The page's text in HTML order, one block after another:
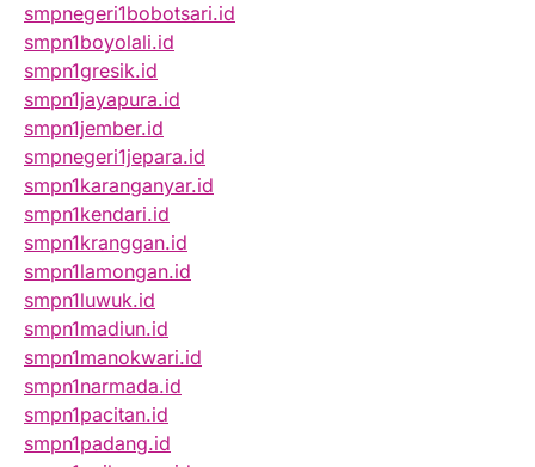
smpnegeri1bobotsari.id
smpn1boyolali.id
smpn1gresik.id
smpn1jayapura.id
smpn1jember.id
smpnegeri1jepara.id
smpn1karanganyar.id
smpn1kendari.id
smpn1kranggan.id
smpn1lamongan.id
smpn1luwuk.id
smpn1madiun.id
smpn1manokwari.id
smpn1narmada.id
smpn1pacitan.id
smpn1padang.id